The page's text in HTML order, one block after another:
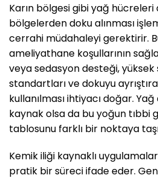
Karın bölgesi gibi yağ hücreleri
bölgelerden doku alınması
cerrahi müdahaleyi gerektirir.
ameliyathane koşullarının
veya sedasyon desteği,
standartları ve dokuyu
kullanılması ihtiyacı doğar.
kaynak olsa da bu yoğun tıbbi
tablosunu farklı bir noktaya
Kemik iliği kaynaklı
pratik bir süreci ifade eder.